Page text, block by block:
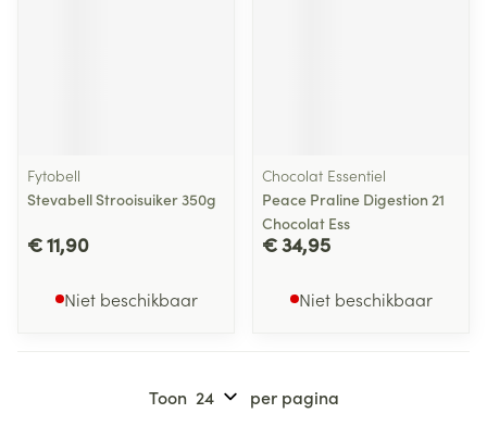
Fytobell
Stevabell Strooisuiker 350g
€ 11,90
Niet beschikbaar
Chocolat Essentiel
Peace Praline Digestion 21
Chocolat Ess
€ 34,95
Niet beschikbaar
Toon per pagina